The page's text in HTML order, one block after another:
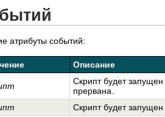
атрибуты событий:
Описание
Скрипт будет запущен
прервана.
Скрипт будет